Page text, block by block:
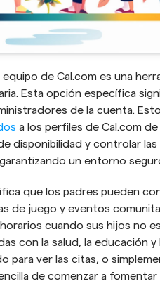
equipo de Cal.com es una
Esta opción específica
de la cuenta.
a los perfiles de Cal.com
disponibilidad y controlar
un entorno
que los padres pueden
de juego y eventos
cuando sus hijos no
con la salud, la educación
para ver las citas, o
de comenzar a